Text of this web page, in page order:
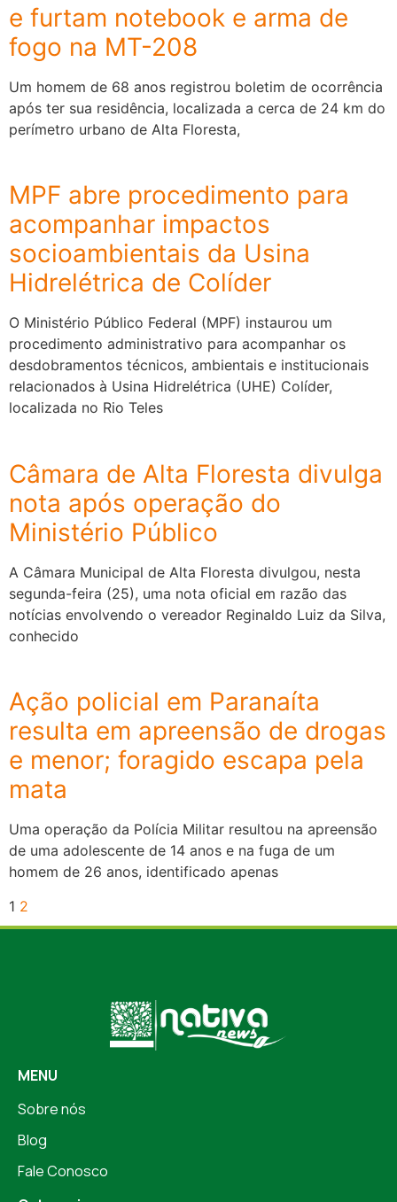
e furtam notebook e arma de
fogo na MT-208
Um homem de 68 anos registrou boletim de ocorrência
após ter sua residência, localizada a cerca de 24 km do
perímetro urbano de Alta Floresta,
MPF abre procedimento para
acompanhar impactos
socioambientais da Usina
Hidrelétrica de Colíder
O Ministério Público Federal (MPF) instaurou um
procedimento administrativo para acompanhar os
desdobramentos técnicos, ambientais e institucionais
relacionados à Usina Hidrelétrica (UHE) Colíder,
localizada no Rio Teles
Câmara de Alta Floresta divulga
nota após operação do
Ministério Público
A Câmara Municipal de Alta Floresta divulgou, nesta
segunda-feira (25), uma nota oficial em razão das
notícias envolvendo o vereador Reginaldo Luiz da Silva,
conhecido
Ação policial em Paranaíta
resulta em apreensão de drogas
e menor; foragido escapa pela
mata
Uma operação da Polícia Militar resultou na apreensão
de uma adolescente de 14 anos e na fuga de um
homem de 26 anos, identificado apenas
1 2
MENU
Sobre nós
Blog
Fale Conosco